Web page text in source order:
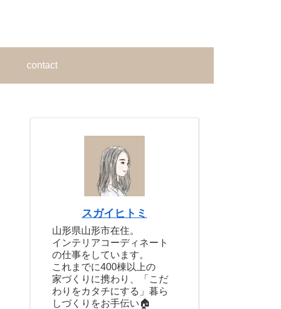
contact
スガイヒトミ
山形県山形市在住。
インテリアコーディネート
の仕事をしています。
これまでに400棟以上の
家づくりに携わり、「こだ
わりをカタチにする」暮ら
しづくりをお手伝い🏠